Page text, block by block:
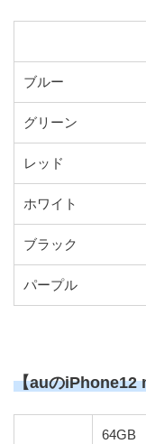
ブルー
グリーン
レッド
ホワイト
ブラック
パープル
【auのiPhone12
64GB